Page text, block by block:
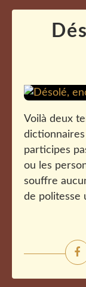
Voilà deux
participes
ou les
souffre
de politesse